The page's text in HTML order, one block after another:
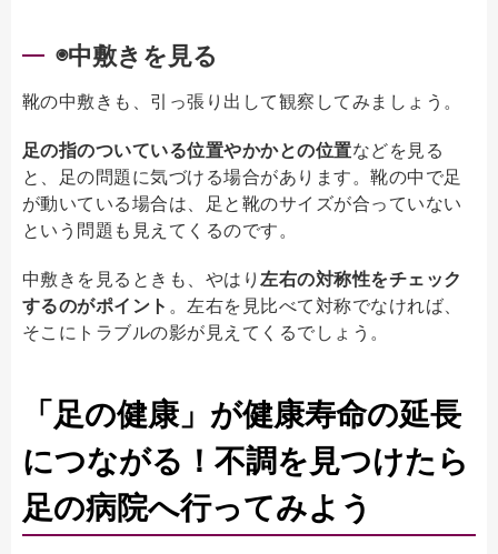
◉中敷きを見る
靴の中敷きも、引っ張り出して観察してみましょう。
足の指のついている位置やかかとの位置などを見る
と、足の問題に気づける場合があります。靴の中で足
が動いている場合は、足と靴のサイズが合っていない
という問題も見えてくるのです。
中敷きを見るときも、やはり左右の対称性をチェック
するのがポイント 。左右を見比べて対称でなければ、
そこにトラブルの影が見えてくるでしょう。
「足の健康」が健康寿命の延長
につながる！不調を見つけたら
足の病院へ行ってみよう